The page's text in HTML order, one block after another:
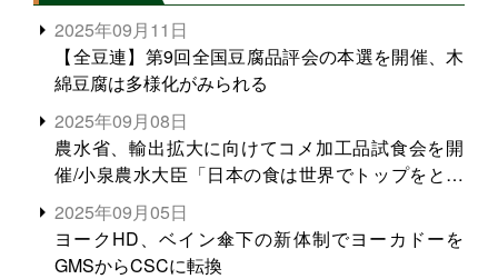
2025年09月11日
【全豆連】第9回全国豆腐品評会の本選を開催、木
綿豆腐は多様化がみられる
2025年09月08日
農水省、輸出拡大に向けてコメ加工品試食会を開
催/小泉農水大臣「日本の食は世界でトップをとれ
る。米増産に向けて、米輸出需要の拡大を」
2025年09月05日
ヨークHD、ベイン傘下の新体制でヨーカドーを
GMSからCSCに転換